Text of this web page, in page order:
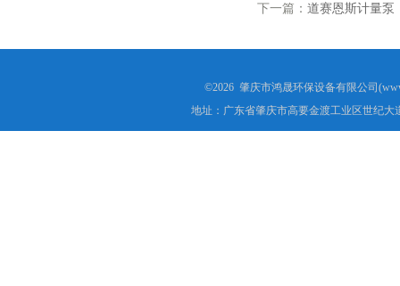
下一篇： 道赛恩斯计量泵
©2026 肇庆市鸿晟环保设备有限公司
地址：广东省肇庆市高要金渡工业区世纪大